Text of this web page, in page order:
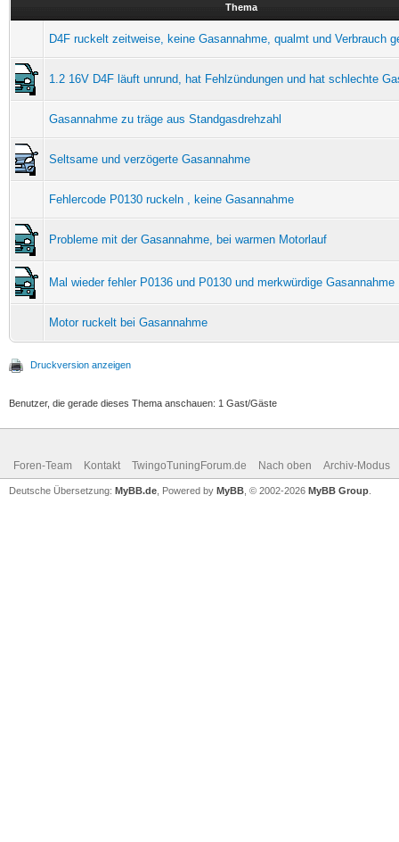
Thema
D4F ruckelt zeitweise, keine Gasannahme, qualmt und Verbrauch
1.2 16V D4F läuft unrund, hat Fehlzündungen und hat schlechte
Gasannahme zu träge aus Standgasdrehzahl
Seltsame und verzögerte Gasannahme
Fehlercode P0130 ruckeln , keine Gasannahme
Probleme mit der Gasannahme, bei warmen Motorlauf
Mal wieder fehler P0136 und P0130 und merkwürdige Gasannahme
Motor ruckelt bei Gasannahme
Druckversion anzeigen
Benutzer, die gerade dieses Thema anschauen: 1 Gast/Gäste
Foren-Team Kontakt TwingoTuningForum.de Nach oben Archiv-Modus
Deutsche Übersetzung: MyBB.de , Powered by MyBB , © 2002-2026 MyBB Group